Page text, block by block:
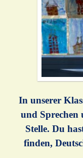
In unserer
und Sprechen
Stelle. Du
finden,